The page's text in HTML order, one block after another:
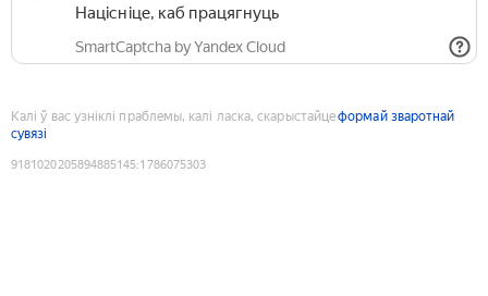
Націсніце, каб працягнуць
SmartCaptcha by Yandex Cloud
Калі ў вас узніклі праблемы, калі ласка, скарыстайцеформай зваротнай
сувязі
9181020205894885145:1786075303